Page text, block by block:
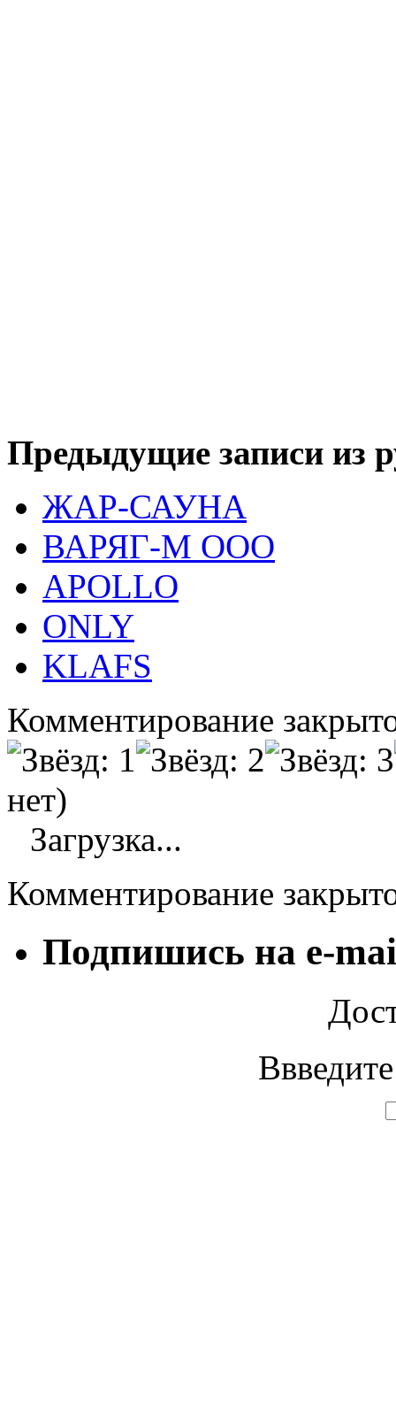
Предыдущие записи из
ЖАР-САУНА
ВАРЯГ-М ООО
APOLLO
ONLY
KLAFS
Комментирование
нет)
Загрузка...
Комментирование
Подпишись на e-